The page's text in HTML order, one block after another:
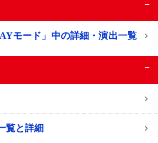
−
モード」中の詳細・演出一覧
−
覧と詳細